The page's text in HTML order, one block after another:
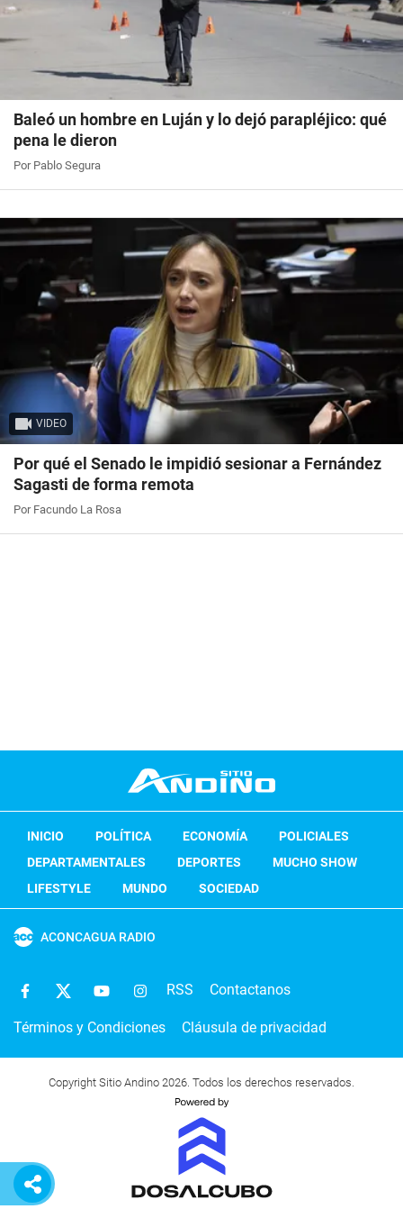
Baleó un hombre en Luján y lo dejó parapléjico: qué
pena le dieron
Por Pablo Segura
VIDEO
Por qué el Senado le impidió sesionar a Fernández
Sagasti de forma remota
Por Facundo La Rosa
INICIO POLÍTICA ECONOMÍA
POLICIALES
DEPARTAMENTALES
DEPORTES
MUCHO SHOW
LIFESTYLE
MUNDO SOCIEDAD
ACONCAGUA RADIO
RSS Contactanos
Términos y Condiciones Cláusula de privacidad
Copyright Sitio Andino 2026. Todos los derechos reservados.